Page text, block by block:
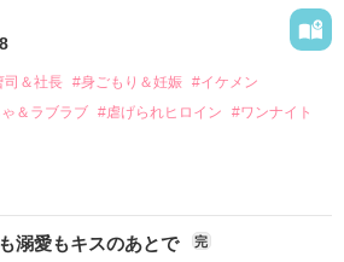
いたくないと思っていた哲平に
す。
してしまった。
と知った哲平は
う』と真っ直ぐに告げてきた。
好きという気持ちを隠すことなく
司＆社長 #身ごもり＆妊娠 #イケメン
＆ラブラブ #虐げられヒロイン
#ワンナイト
の職場でうまくいかなかった梅田美
していたところ、日本人美青年と出会
溺愛もキスのあとで 完